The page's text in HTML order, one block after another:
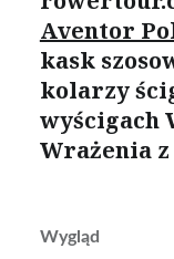
Aventor
kask
kolarzy
wyścigach
Wrażenia
Wygląd